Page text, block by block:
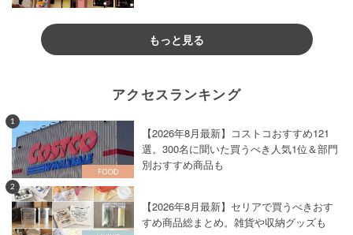
もっと見る
アクセスランキング
1
【2026年8月最新】コストコおすすめ121
選。300名に聞いた買うべき人気1位＆部門
別おすすめ商品も
2
【2026年8月最新】セリアで買うべきおす
すめ商品総まとめ。雑貨や収納グッズも